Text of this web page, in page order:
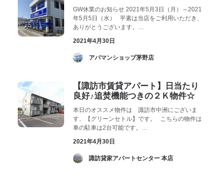
GW休業のお知らせ 2021年5月3日（月）～2021
年5月5日（水） 平素は当店をご利用いただき、
ありがとうございます。…
2021年4月30日
­ アパマンショップ茅野店
【諏訪市賃貸アパート】日当たり
良好♪追焚機能つきの２Ｋ物件☆
本日のオススメ物件は 諏訪市中洲にございま
す、【グリーンセトル】です。 こちらの物件は
車の駐車は2台可能です。…
2021年4月30日
­ 諏訪貸家アパートセンター 本店